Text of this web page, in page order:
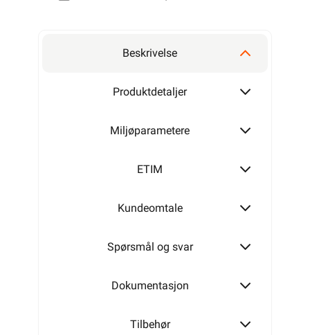
Beskrivelse
Produktdetaljer
Miljøparametere
ETIM
Kundeomtale
Spørsmål og svar
Dokumentasjon
Tilbehør